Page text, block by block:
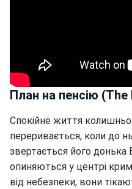
План на пенсію
Спокійне життя
переривається, коли до
звертається його донька
опиняються у центрі
від небезпеки, вони